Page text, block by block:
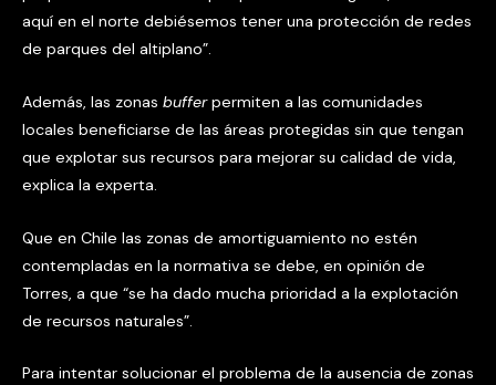
aquí en el norte debiésemos tener una protección de redes
de parques del altiplano”.
Además, las zonas bufferpermiten a las comunidades
locales beneficiarse de las áreas protegidas sin que tengan
que explotar sus recursos para mejorar su calidad de vida,
explica la experta.
Que en Chile las zonas de amortiguamiento no estén
contempladas en la normativa se debe, en opinión de
Torres, a que “se ha dado mucha prioridad a la explotación
de recursos naturales”.
Para intentar solucionar el problema de la ausencia de zonas